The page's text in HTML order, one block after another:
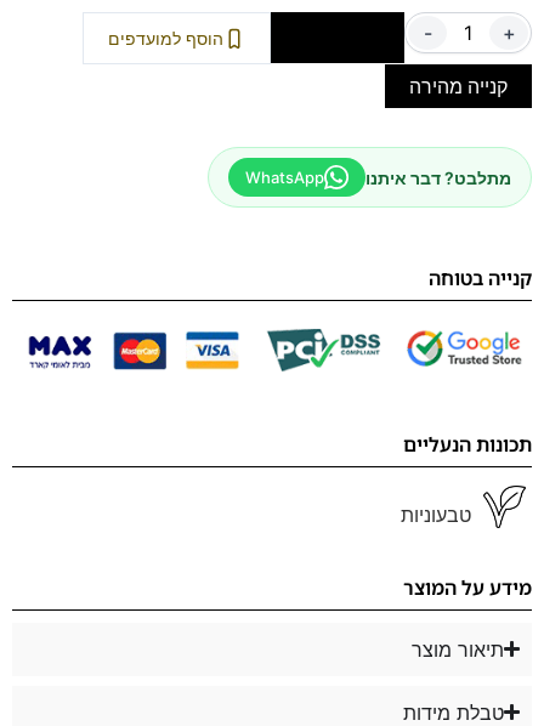
- + הוסף למועדפים
קנייה מהירה
מתלבט? דבר איתנו WhatsApp
קנייה בטוחה
תכונות הנעליים
טבעוניות
מידע על המוצר
תיאור מוצר
טבלת מידות